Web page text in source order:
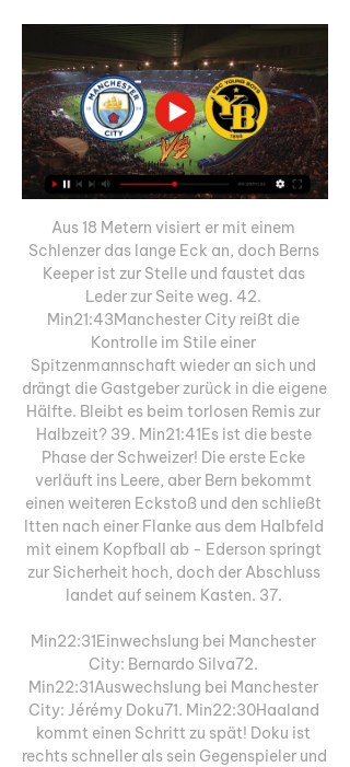
Aus 18 Metern visiert er mit einem
Schlenzer das lange Eck an, doch Berns
Keeper ist zur Stelle und faustet das
Leder zur Seite weg. 42.
Min21:43Manchester City reißt die
Kontrolle im Stile einer
Spitzenmannschaft wieder an sich und
drängt die Gastgeber zurück in die eigene
Hälfte. Bleibt es beim torlosen Remis zur
Halbzeit? 39. Min21:41Es ist die beste
Phase der Schweizer! Die erste Ecke
verläuft ins Leere, aber Bern bekommt
einen weiteren Eckstoß und den schließt
Itten nach einer Flanke aus dem Halbfeld
mit einem Kopfball ab - Ederson springt
zur Sicherheit hoch, doch der Abschluss
landet auf seinem Kasten. 37.
Min22:31Einwechslung bei Manchester
City: Bernardo Silva72.
Min22:31Auswechslung bei Manchester
City: Jérémy Doku71. Min22:30Haaland
kommt einen Schritt zu spät! Doku ist
rechts schneller als sein Gegenspieler und